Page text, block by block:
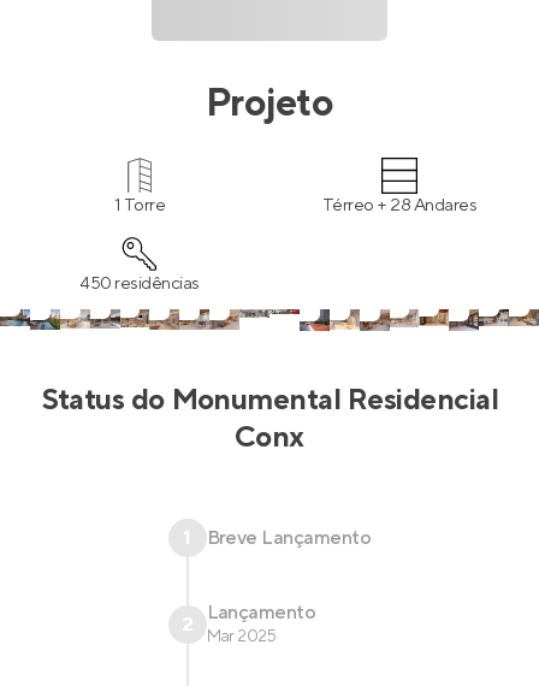
Projeto
1 Torre Térreo + 28 Andares
450 residências
Status do Monumental Residencial
Conx
1 Breve Lançamento
2 Lançamento
Mar 2025